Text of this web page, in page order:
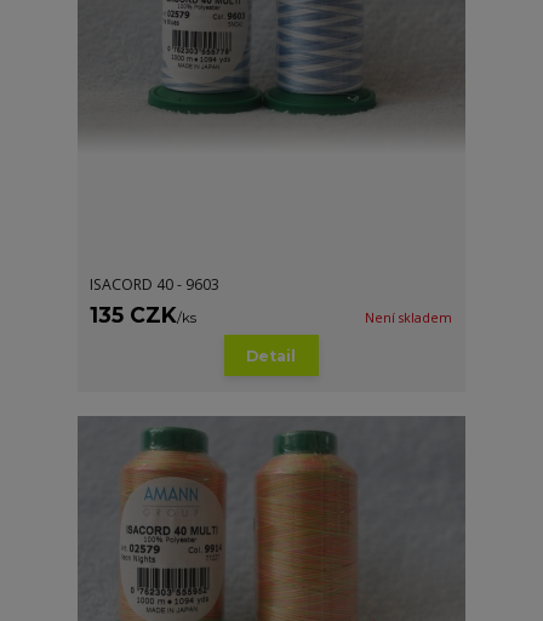
ISACORD 40 - 9603
135 CZK/ks Není skladem
Detail